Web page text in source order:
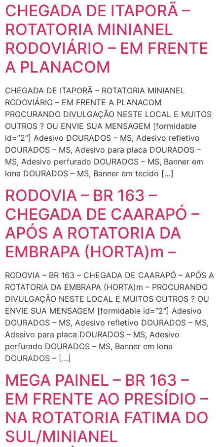
CHEGADA DE ITAPORÃ –
ROTATORIA MINIANEL
RODOVIÁRIO – EM FRENTE
A PLANACOM
CHEGADA DE ITAPORÃ – ROTATORIA MINIANEL
RODOVIÁRIO – EM FRENTE A PLANACOM
PROCURANDO DIVULGAÇÃO NESTE LOCAL E MUITOS
OUTROS ? OU ENVIE SUA MENSAGEM [formidable
id=”2″] Adesivo DOURADOS – MS, Adesivo refletivo
DOURADOS – MS, Adesivo para placa DOURADOS –
MS, Adesivo perfurado DOURADOS – MS, Banner em
lona DOURADOS – MS, Banner em tecido […]
RODOVIA – BR 163 –
CHEGADA DE CAARAPÓ –
APÓS A ROTATORIA DA
EMBRAPA (HORTA)m –
RODOVIA – BR 163 – CHEGADA DE CAARAPÓ – APÓS A
ROTATORIA DA EMBRAPA (HORTA)m – PROCURANDO
DIVULGAÇÃO NESTE LOCAL E MUITOS OUTROS ? OU
ENVIE SUA MENSAGEM [formidable id=”2″] Adesivo
DOURADOS – MS, Adesivo refletivo DOURADOS – MS,
Adesivo para placa DOURADOS – MS, Adesivo
perfurado DOURADOS – MS, Banner em lona
DOURADOS – […]
MEGA PAINEL – BR 163 –
EM FRENTE AO PRESÍDIO –
NA ROTATORIA FATIMA DO
SUL/MINIANEL